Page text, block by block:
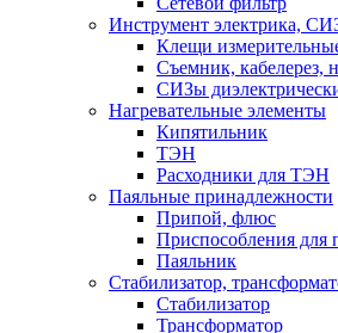
Инструмент электрика,
Клещи
Съемник, кабелерез,
СИЗы
Нагревательные элементы
Кипятильник
ТЭН
Расходники для ТЭН
Паяльные принадлежности
Припой, флюс
Приспособления для
Паяльник
Стабилизатор,
Стабилизатор
Трансформатор